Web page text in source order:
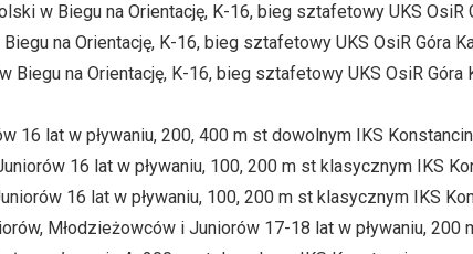
w Biegu na Orientację, K-16, bieg sztafetowy UKS OsiR
na Orientację, K-16, bieg sztafetowy UKS OsiR Góra
na Orientację, K-16, bieg sztafetowy UKS OsiR Góra
lat w pływaniu, 200, 400 m st dowolnym IKS Konstancin
16 lat w pływaniu, 100, 200 m st klasycznym IKS
16 lat w pływaniu, 100, 200 m st klasycznym IKS
Młodzieżowców i Juniorów 17-18 lat w pływaniu, 200